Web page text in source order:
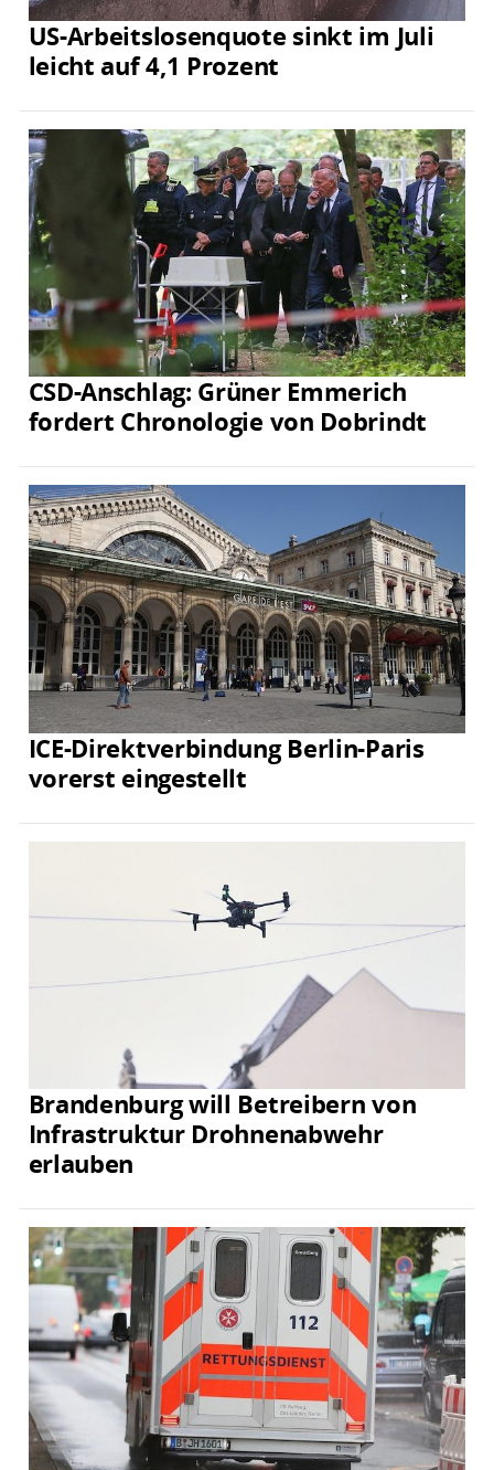
US-Arbeitslosenquote sinkt im Juli
leicht auf 4,1 Prozent
CSD-Anschlag: Grüner Emmerich
fordert Chronologie von Dobrindt
ICE-Direktverbindung Berlin-Paris
vorerst eingestellt
Brandenburg will Betreibern von
Infrastruktur Drohnenabwehr
erlauben